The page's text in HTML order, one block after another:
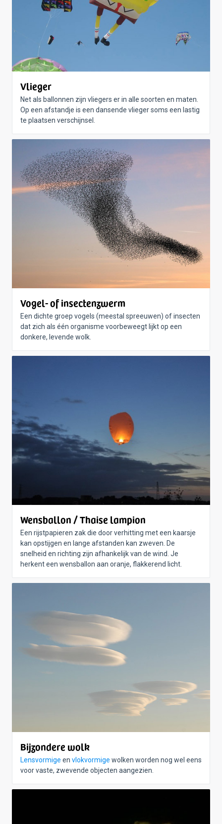
Vlieger
Net als ballonnen zijn vliegers er in alle soorten en maten.
Op een afstandje is een dansende vlieger soms een lastig
te plaatsen verschijnsel.
Vogel- of insectenzwerm
Een dichte groep vogels (meestal spreeuwen) of insecten
dat zich als één organisme voorbeweegt lijkt op een
donkere, levende wolk.
Wensballon / Thaise lampion
Een rijstpapieren zak die door verhitting met een kaarsje
kan opstijgen en lange afstanden kan zweven. De
snelheid en richting zijn afhankelijk van de wind. Je
herkent een wensballon aan oranje, flakkerend licht.
Bijzondere wolk
Lensvormige en vlokvormige wolken worden nog wel eens
voor vaste, zwevende objecten aangezien.